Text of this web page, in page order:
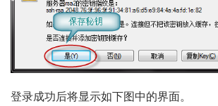
登录成功后将显示如下图中的界面。